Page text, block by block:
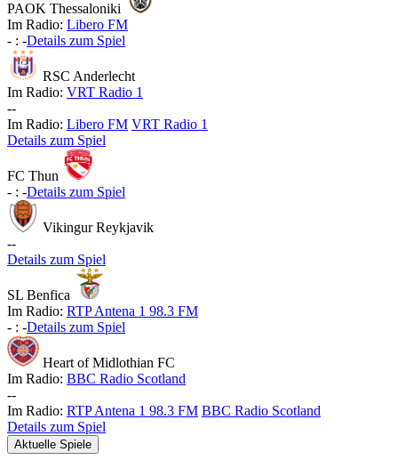
PAOK Thessaloniki
Im Radio: Libero FM
- : -Details zum Spiel
RSC Anderlecht
Im Radio: VRT Radio 1
--
Im Radio: Libero FM VRT Radio 1
Details zum Spiel
FC Thun
- : -Details zum Spiel
Vikingur Reykjavik
--
Details zum Spiel
SL Benfica
Im Radio: RTP Antena 1 98.3 FM
- : -Details zum Spiel
Heart of Midlothian FC
Im Radio: BBC Radio Scotland
--
Im Radio: RTP Antena 1 98.3 FM BBC Radio Scotland
Details zum Spiel
Aktuelle Spiele